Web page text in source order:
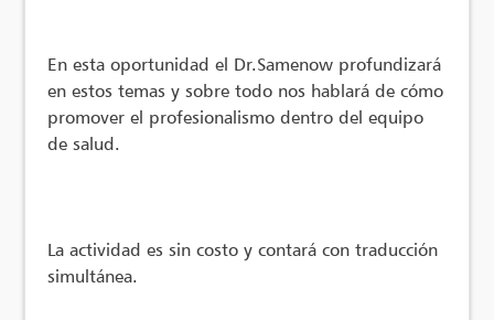
En esta oportunidad el Dr.Samenow profundizará
en estos temas y sobre todo nos hablará de cómo
promover el profesionalismo dentro del equipo
de salud.
La actividad es sin costo y contará con traducción
simultánea.